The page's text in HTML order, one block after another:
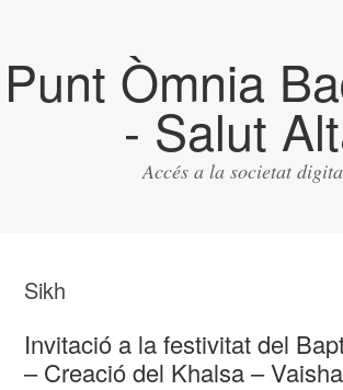
Punt Òmnia
- Salut
Accés a la societat
Sikh
Invitació a la festivitat del
– Creació del Khalsa –